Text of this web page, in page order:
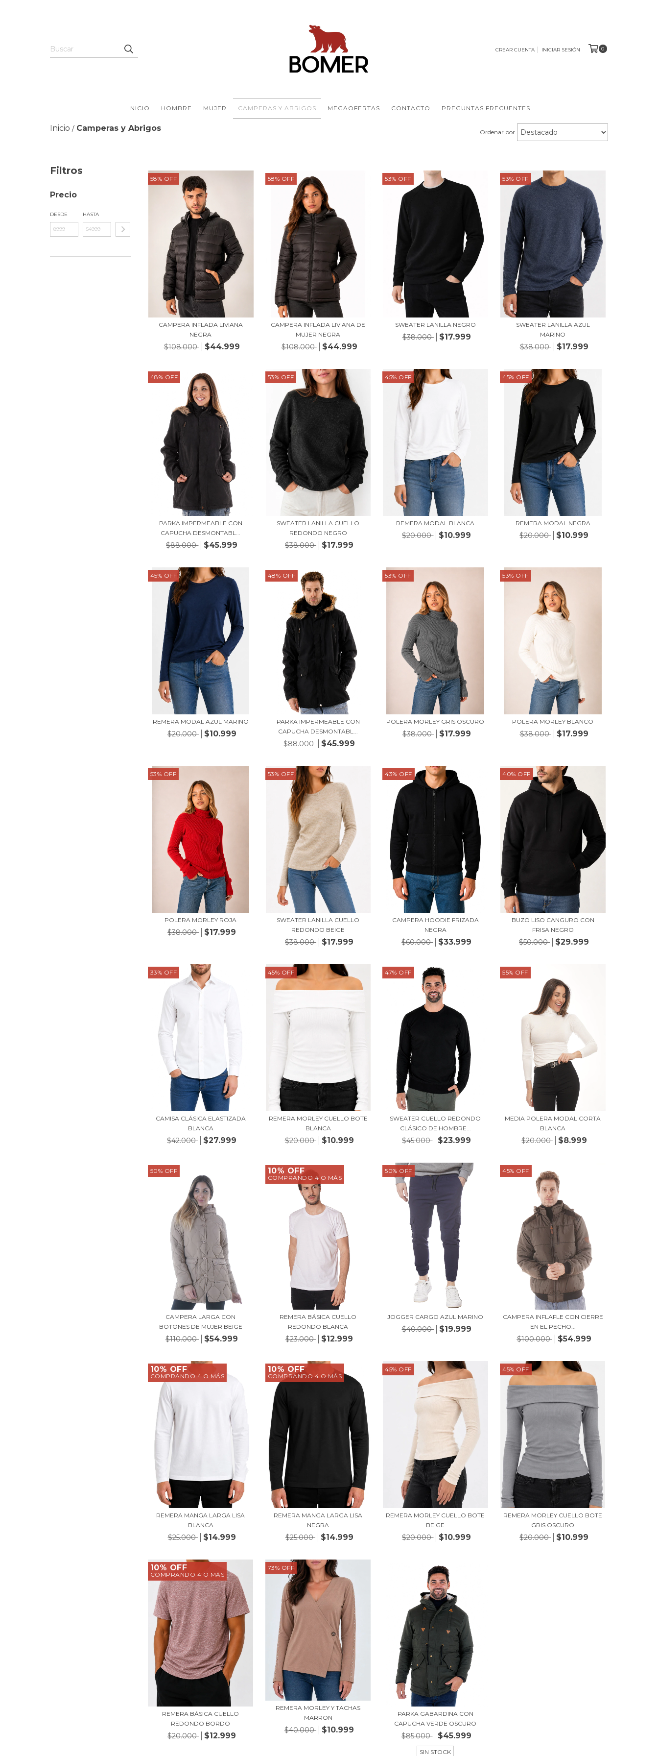
CREAR CUENTA INICIAR SESIÓN 0
INICIO HOMBRE MUJER CAMPERAS Y ABRIGOS MEGAOFERTAS CONTACTO PREGUNTAS FRECUENTES
Inicio / Camperas y Abrigos Ordenar por
Filtros
Precio
DESDE HASTA
58% OFF
CAMPERA INFLADA LIVIANA
NEGRA
$108.000 $44.999
58% OFF
CAMPERA INFLADA LIVIANA DE
MUJER NEGRA
$108.000 $44.999
53% OFF
SWEATER LANILLA NEGRO
$38.000 $17.999
53% OFF
SWEATER LANILLA AZUL
MARINO
$38.000 $17.999
48% OFF
PARKA IMPERMEABLE CON
CAPUCHA DESMONTABL...
$88.000 $45.999
53% OFF
SWEATER LANILLA CUELLO
REDONDO NEGRO
$38.000 $17.999
45% OFF
REMERA MODAL BLANCA
$20.000 $10.999
45% OFF
REMERA MODAL NEGRA
$20.000 $10.999
45% OFF
REMERA MODAL AZUL MARINO
$20.000 $10.999
48% OFF
PARKA IMPERMEABLE CON
CAPUCHA DESMONTABL...
$88.000 $45.999
53% OFF
POLERA MORLEY GRIS OSCURO
$38.000 $17.999
53% OFF
POLERA MORLEY BLANCO
$38.000 $17.999
53% OFF
POLERA MORLEY ROJA
$38.000 $17.999
53% OFF
SWEATER LANILLA CUELLO
REDONDO BEIGE
$38.000 $17.999
43% OFF
CAMPERA HOODIE FRIZADA
NEGRA
$60.000 $33.999
40% OFF
BUZO LISO CANGURO CON
FRISA NEGRO
$50.000 $29.999
33% OFF
CAMISA CLÁSICA ELASTIZADA
BLANCA
$42.000 $27.999
45% OFF
REMERA MORLEY CUELLO BOTE
BLANCA
$20.000 $10.999
47% OFF
SWEATER CUELLO REDONDO
CLÁSICO DE HOMBRE...
$45.000 $23.999
55% OFF
MEDIA POLERA MODAL CORTA
BLANCA
$20.000 $8.999
50% OFF
CAMPERA LARGA CON
BOTONES DE MUJER BEIGE
$110.000 $54.999
10% OFF
COMPRANDO 4 O MÁS
REMERA BÁSICA CUELLO
REDONDO BLANCA
$23.000 $12.999
50% OFF
JOGGER CARGO AZUL MARINO
$40.000 $19.999
45% OFF
CAMPERA INFLAFLE CON CIERRE
EN EL PECHO...
$100.000 $54.999
10% OFF
COMPRANDO 4 O MÁS
REMERA MANGA LARGA LISA
BLANCA
$25.000 $14.999
10% OFF
COMPRANDO 4 O MÁS
REMERA MANGA LARGA LISA
NEGRA
$25.000 $14.999
45% OFF
REMERA MORLEY CUELLO BOTE
BEIGE
$20.000 $10.999
45% OFF
REMERA MORLEY CUELLO BOTE
GRIS OSCURO
$20.000 $10.999
10% OFF
COMPRANDO 4 O MÁS
REMERA BÁSICA CUELLO
REDONDO BORDO
$20.000 $12.999
73% OFF
REMERA MORLEY Y TACHAS
MARRON
$40.000 $10.999
PARKA GABARDINA CON
CAPUCHA VERDE OSCURO
$85.000 $45.999
SIN STOCK